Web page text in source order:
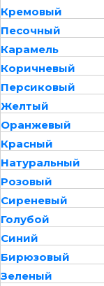
Кремовый
Песочный
Карамель
Коричневый
Персиковый
Желтый
Оранжевый
Красный
Натуральный
Розовый
Сиреневый
Голубой
Синий
Бирюзовый
Зеленый